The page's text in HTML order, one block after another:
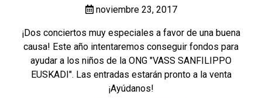
noviembre 23, 2017
¡Dos conciertos muy especiales a favor de una buena
causa! Este año intentaremos conseguir fondos para
ayudar a los niños de la ONG "VASS SANFILIPPO
EUSKADI". Las entradas estarán pronto a la venta
¡Ayúdanos!